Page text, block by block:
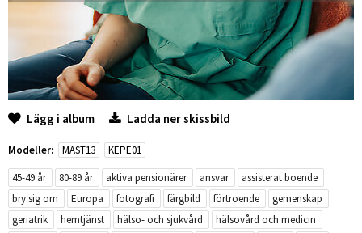
Lägg i album Ladda ner skissbild
Modeller: MAST13
KEPE01
45-49 år
80-89 år aktiva pensionärer ansvar
assisterat boende
bry sig om
Europa fotografi färgbild förtroende
gemenskap
geriatrik
hemtjänst hälso- och sjukvård
hälsovård och medicin